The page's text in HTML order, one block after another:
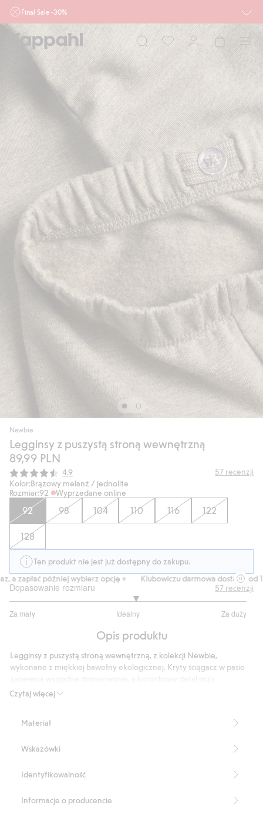
Final Sale -30%
Ważne przy zakupie min. 2 sztuk produktów włączonych w ofertę, również z
działu outlet do 10.8 w sklepach Kappahl i Newbie oraz na kappahl.com. Ofert
nie łączymy
Kobieta Mężczyzna Dziecko
Newbie
Legginsy z puszystą stroną wewnętrzną
89,99 PLN
Średnia ocena:
4.9 57 recenzji
Kolor:Brązowy melanż / jednolite
Rozmiar:92 Wyprzedane online
92 98 104 110 116 122
128
Ten produkt nie jest już dostępny do zakupu.
zapłać później wybierz opcję +
Klubowiczu darmowa dostawa od 150
Dopasowanie rozmiaru
Za mały Idealny Za duży
na
49
głosów
57 recenzji
Opis produktu
Czytaj więcej
Legginsy z puszystą stroną wewnętrzną, z kolekcji Newbie,
wykonane z miękkiej bawełny ekologicznej. Kryty ściągacz w pasie
nogawkach i klasyczna naszywka Newbie z przodu stanowią piękne
Numer artykułu
Materiał
Wskazówki
Identyfikowalność
Informacje o producencie